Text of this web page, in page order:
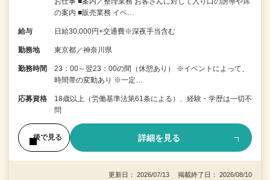
の案内 ■販売業務 イベ…
給与 日給30,000円+交通費※深夜手当含む
勤務地 東京都／神奈川県
勤務時間
23：00～翌23：00の間（休憩あり） ※イベントによって、
時間帯の変動あり ※一定…
応募資格
18歳以上（労働基準法第61条による）、経験・学歴は一切不
問
後で見る 詳細を見る
更新日： 2026/07/13 掲載終了日： 2026/08/10